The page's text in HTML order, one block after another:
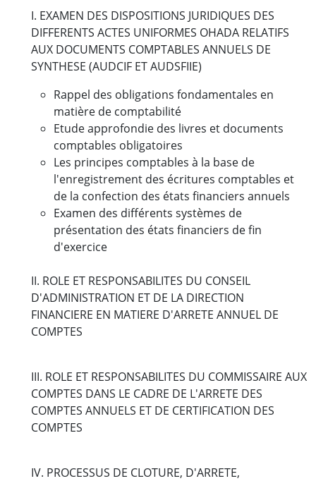
I. EXAMEN DES DISPOSITIONS JURIDIQUES DES
DIFFERENTS ACTES UNIFORMES OHADA RELATIFS
AUX DOCUMENTS COMPTABLES ANNUELS DE
SYNTHESE (AUDCIF ET AUDSFIIE)
Rappel des obligations fondamentales en
matière de comptabilité
Etude approfondie des livres et documents
comptables obligatoires
Les principes comptables à la base de
l'enregistrement des écritures comptables et
de la confection des états financiers annuels
Examen des différents systèmes de
présentation des états financiers de fin
d'exercice
II. ROLE ET RESPONSABILITES DU CONSEIL
D'ADMINISTRATION ET DE LA DIRECTION
FINANCIERE EN MATIERE D'ARRETE ANNUEL DE
COMPTES
III. ROLE ET RESPONSABILITES DU COMMISSAIRE AUX
COMPTES DANS LE CADRE DE L'ARRETE DES
COMPTES ANNUELS ET DE CERTIFICATION DES
COMPTES
IV. PROCESSUS DE CLOTURE, D'ARRETE,